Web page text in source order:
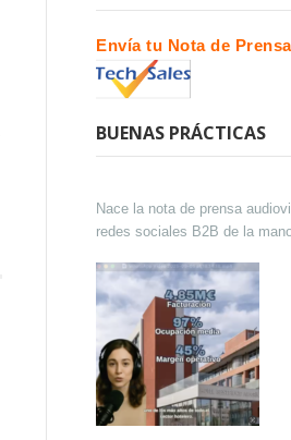
Envía tu Nota de Prensa
BUENAS PRÁCTICAS
Nace la nota de prensa
redes sociales B2B de la